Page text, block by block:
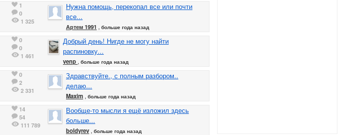
1
0
1 325
Нужна помощь, перекопал все или почти
все...
Артем 1991 ,больше года назад
0
0
1 461
Добрый день! Нигде не могу найти
распиновку...
venp ,больше года назад
0
2
2 331
Здравствуйте., с полным разбором..
делаю...
Maxim ,больше года назад
14
54
111 789
Вообще-то мысли я ещё изложил здесь
больше...
boldyrev ,больше года назад